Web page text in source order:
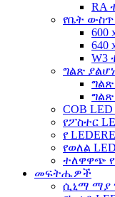
RA
የቤት ውስጥ
600
640
W3
ግልጽ
ግልጽ
ግልጽ
COB
የፖስተር
የ
የወለል
ተለዋዋጭ የ
መፍትሔዎች
ሲኒማ ማያ